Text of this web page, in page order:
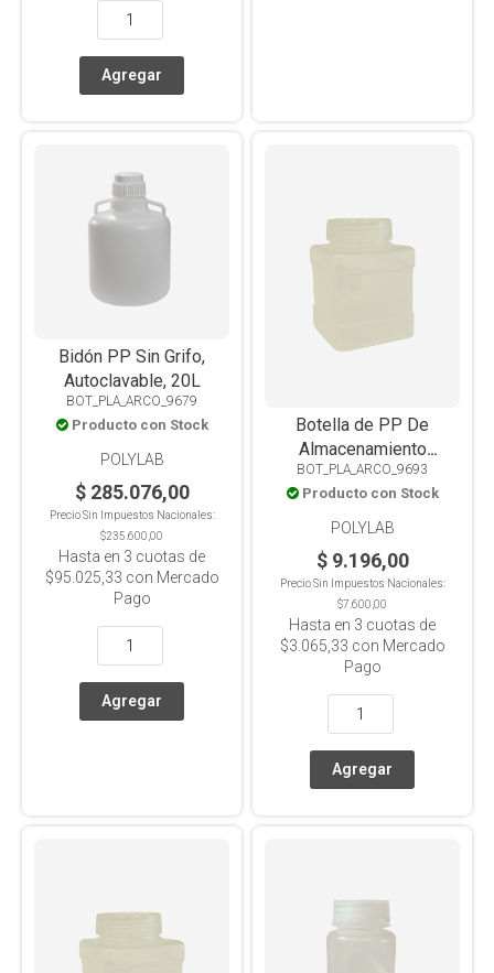
Bidón PP Sin Grifo,
Autoclavable, 20L
BOT_PLA_ARCO_9679
Producto con Stock
POLYLAB
$ 285.076,00
Precio Sin Impuestos Nacionales:
$235.600,00
Hasta en 3 cuotas de
$95.025,33 con Mercado
Pago
Botella de PP De
Almacenamiento
Cuadrada Translúcida
Autoclavable 1000ml
BOT_PLA_ARCO_9693
Producto con Stock
POLYLAB
$ 9.196,00
Precio Sin Impuestos Nacionales:
$7.600,00
Hasta en 3 cuotas de
$3.065,33 con Mercado
Pago